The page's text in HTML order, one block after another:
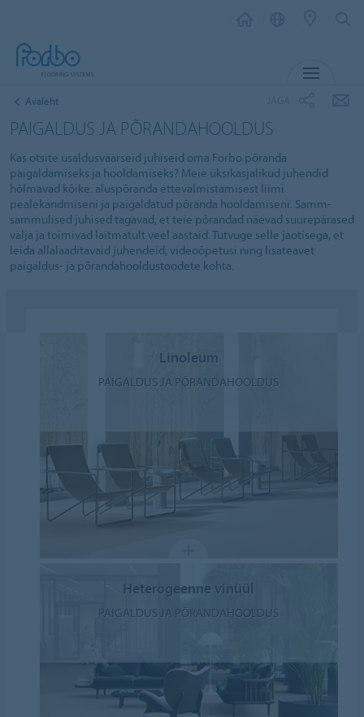
Avaleht
PAIGALDUS JA PÕRANDAHOOLDUS
Kas otsite usaldusväärseid juhiseid oma Forbo põranda
paigaldamiseks ja hooldamiseks? Meie üksikasjalikud juhendid
hõlmavad kõike: aluspõranda ettevalmistamisest liimi
pealekandmiseni ja paigaldatud põranda hooldamiseni. Samm-
sammulised juhised tagavad, et teie põrandad näevad suurepärased
välja ja toimivad laitmatult veel aastaid. Tutvuge selle jaotisega, et
leida allalaaditavaid juhendeid, videoõpetusi ning lisateavet
paigaldus- ja põrandahooldustoodete kohta.
Linoleum
PAIGALDUS JA PÕRANDAHOOLDUS
Heterogeenne vinüül
PAIGALDUS JA PÕRANDAHOOLDUS